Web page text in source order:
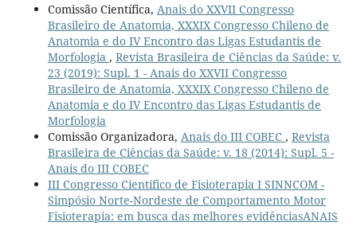
Comissão Científica, Anais do XXVII Congresso
Brasileiro de Anatomia, XXXIX Congresso Chileno de
Anatomia e do IV Encontro das Ligas Estudantis de
Morfologia , Revista Brasileira de Ciências da Saúde: v.
23 (2019): Supl. 1 - Anais do XXVII Congresso
Brasileiro de Anatomia, XXXIX Congresso Chileno de
Anatomia e do IV Encontro das Ligas Estudantis de
Morfologia
Comissão Organizadora, Anais do III COBEC , Revista
Brasileira de Ciências da Saúde: v. 18 (2014): Supl. 5 -
Anais do III COBEC
III Congresso Científico de Fisioterapia I SINNCOM -
Simpósio Norte-Nordeste de Comportamento Motor
Fisioterapia: em busca das melhores evidênciasANAIS